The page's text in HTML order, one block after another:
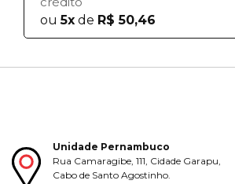
ou5x de R$ 50,46
Unidade Pernambuco
Rua Camaragibe, 111, Cidade Garapu,
Cabo de Santo Agostinho.